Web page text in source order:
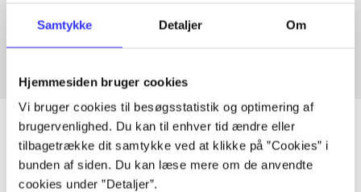
Samtykke Detaljer Om
Hjemmesiden bruger cookies
Vi bruger cookies til besøgsstatistik og optimering af
brugervenlighed. Du kan til enhver tid ændre eller
tilbagetrække dit samtykke ved at klikke på ”Cookies” i
bunden af siden. Du kan læse mere om de anvendte
cookies under ”Detaljer”.
Articles